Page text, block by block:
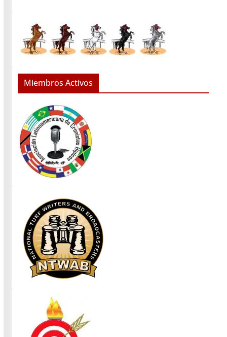
Miembros Activos